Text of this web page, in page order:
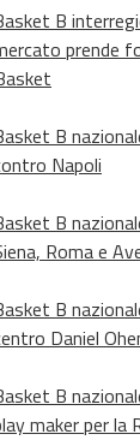
B
prende
B
Napoli
B
Roma e
B
Daniel
B
maker per la